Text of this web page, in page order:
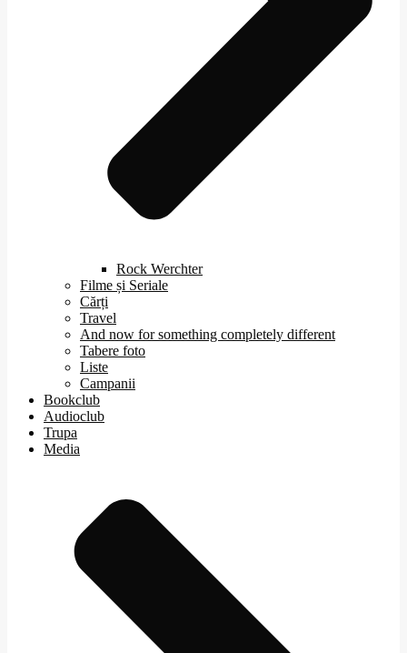
Rock Werchter
Filme și Seriale
Cărți
Travel
And now for something completely different
Tabere foto
Liste
Campanii
Bookclub
Audioclub
Trupa
Media